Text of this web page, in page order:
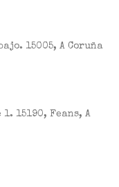
15005, A Coruña
15190, Feans, A